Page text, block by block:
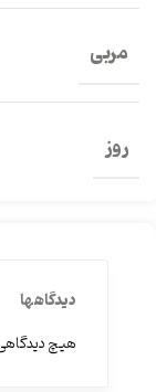
مربی
روز
دیدگاهها
هیچ